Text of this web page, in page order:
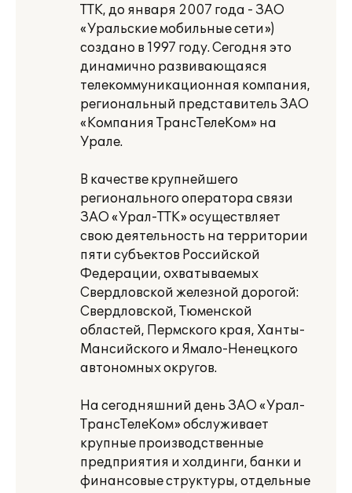
ТТК, до января 2007 года - ЗАО
«Уральские мобильные сети»)
создано в 1997 году. Сегодня это
динамично развивающаяся
телекоммуникационная компания,
региональный представитель ЗАО
«Компания ТрансТелеКом» на
Урале.
В качестве крупнейшего
регионального оператора связи
ЗАО «Урал-ТТК» осуществляет
свою деятельность на территории
пяти субъектов Российской
Федерации, охватываемых
Свердловской железной дорогой:
Свердловской, Тюменской
областей, Пермского края, Ханты-
Мансийского и Ямало-Ненецкого
автономных округов.
На сегодняшний день ЗАО «Урал-
ТрансТелеКом» обслуживает
крупные производственные
предприятия и холдинги, банки и
финансовые структуры, отдельные